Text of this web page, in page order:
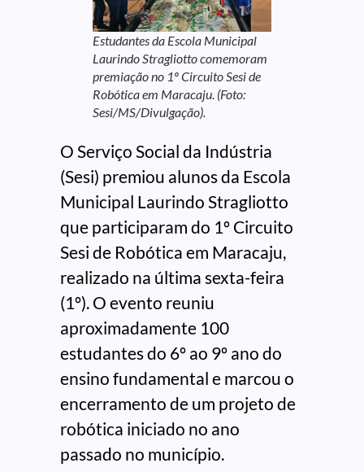
Estudantes da Escola Municipal
Laurindo Stragliotto comemoram
premiação no 1º Circuito Sesi de
Robótica em Maracaju. (Foto:
Sesi/MS/Divulgação).
O Serviço Social da Indústria
(Sesi) premiou alunos da Escola
Municipal Laurindo Stragliotto
que participaram do 1º Circuito
Sesi de Robótica em Maracaju,
realizado na última sexta-feira
(1º). O evento reuniu
aproximadamente 100
estudantes do 6º ao 9º ano do
ensino fundamental e marcou o
encerramento de um projeto de
robótica iniciado no ano
passado no município.